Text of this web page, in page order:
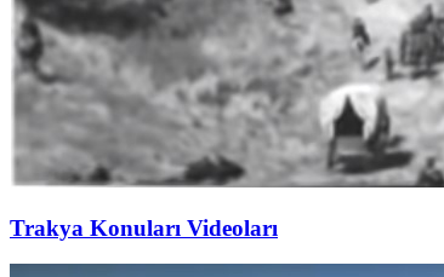
Trakya Konuları Videoları